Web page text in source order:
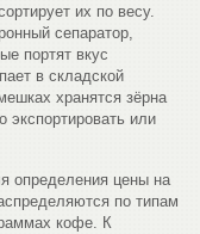
их по весу.
сепаратор,
портят вкус
в складской
хранятся зёрна
экспортировать или
определения цены на
по типам
кофе. К